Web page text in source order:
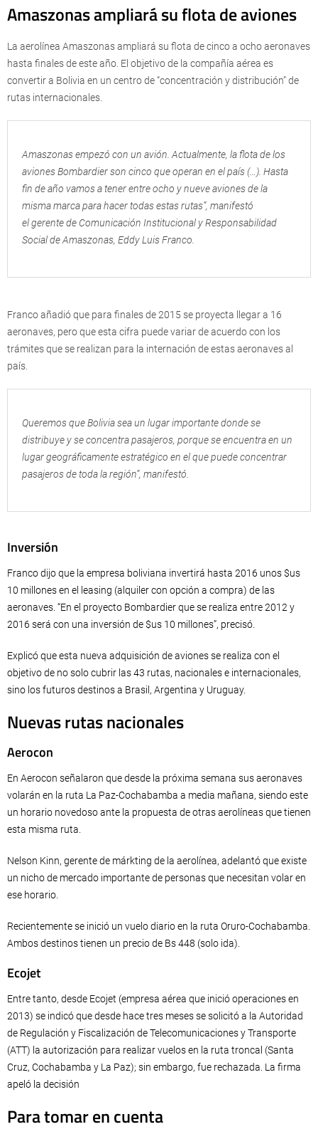
Amaszonas ampliará su flota de aviones
La aerolínea Amaszonas ampliará su flota de cinco a ocho aeronaves
hasta finales de este año. El objetivo de la compañía aérea es
convertir a Bolivia en un centro de “concentración y distribución” de
rutas internacionales.
Amaszonas empezó con un avión. Actualmente, la flota de los
aviones Bombardier son cinco que operan en el país (…). Hasta
fin de año vamos a tener entre ocho y nueve aviones de la
misma marca para hacer todas estas rutas”, manifestó
el gerente de Comunicación Institucional y Responsabilidad
Social de Amaszonas, Eddy Luis Franco.
Franco añadió que para finales de 2015 se proyecta llegar a 16
aeronaves, pero que esta cifra puede variar de acuerdo con los
trámites que se realizan para la internación de estas aeronaves al
país.
Queremos que Bolivia sea un lugar importante donde se
distribuye y se concentra pasajeros, porque se encuentra en un
lugar geográficamente estratégico en el que puede concentrar
pasajeros de toda la región”, manifestó.
Inversión
Franco dijo que la empresa boliviana invertirá hasta 2016 unos $us
10 millones en el leasing (alquiler con opción a compra) de las
aeronaves. “En el proyecto Bombardier que se realiza entre 2012 y
2016 será con una inversión de $us 10 millones”, precisó.
Explicó que esta nueva adquisición de aviones se realiza con el
objetivo de no solo cubrir las 43 rutas, nacionales e internacionales,
sino los futuros destinos a Brasil, Argentina y Uruguay.
Nuevas rutas nacionales
Aerocon
En Aerocon señalaron que desde la próxima semana sus aeronaves
volarán en la ruta La Paz-Cochabamba a media mañana, siendo este
un horario novedoso ante la propuesta de otras aerolíneas que tienen
esta misma ruta.
Nelson Kinn, gerente de márkting de la aerolínea, adelantó que existe
un nicho de mercado importante de personas que necesitan volar en
ese horario.
Recientemente se inició un vuelo diario en la ruta Oruro-Cochabamba.
Ambos destinos tienen un precio de Bs 448 (solo ida).
Ecojet
Entre tanto, desde Ecojet (empresa aérea que inició operaciones en
2013) se indicó que desde hace tres meses se solicitó a la Autoridad
de Regulación y Fiscalización de Telecomunicaciones y Transporte
(ATT) la autorización para realizar vuelos en la ruta troncal (Santa
Cruz, Cochabamba y La Paz); sin embargo, fue rechazada. La firma
apeló la decisión
Para tomar en cuenta